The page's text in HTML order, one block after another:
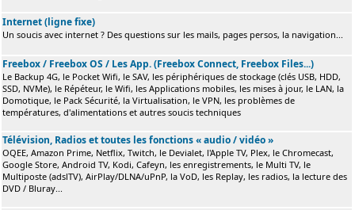
Internet (ligne fixe)
Un soucis avec internet ? Des questions sur les mails, pages persos, la navigation...
Freebox / Freebox OS / Les App. (Freebox Connect, Freebox Files...)
Le Backup 4G, le Pocket Wifi, le SAV, les périphériques de stockage (clés USB, HDD,
SSD, NVMe), le Répéteur, le Wifi, les Applications mobiles, les mises à jour, le LAN, la
Domotique, le Pack Sécurité, la Virtualisation, le VPN, les problèmes de
températures, d'alimentations et autres soucis techniques
Télévision, Radios et toutes les fonctions « audio / vidéo »
OQEE, Amazon Prime, Netflix, Twitch, le Devialet, l'Apple TV, Plex, le Chromecast,
Google Store, Android TV, Kodi, Cafeyn, les enregistrements, le Multi TV, le
Multiposte (adslTV), AirPlay/DLNA/uPnP, la VoD, les Replay, les radios, la lecture des
DVD / Bluray...